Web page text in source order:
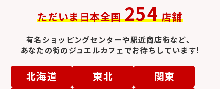
エルメス時計 セイコー
ただいま日本全国 254 店舗
有名ショッピングセンターや駅近商店街など、
あなたの街のジュエルカフェでお待ちしています!
北海道 東北
関東